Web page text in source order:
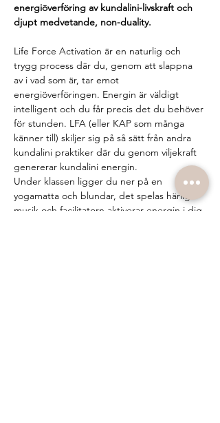
energiöverföring av kundalini-livskraft och
djupt medvetande, non-duality.
Life Force Activation är en naturlig och
trygg process där du, genom att slappna
av i vad som är, tar emot
energiöverföringen. Energin är väldigt
intelligent och du får precis det du behöver
för stunden. LFA (eller KAP som många
känner till) skiljer sig på så sätt från andra
kundalini praktiker där du genom viljekraft
genererar kundalini energin.
Under klassen ligger du ner på en
yogamatta och blundar, det spelas härlig
musik och facilitatorn aktiverar energin i dig